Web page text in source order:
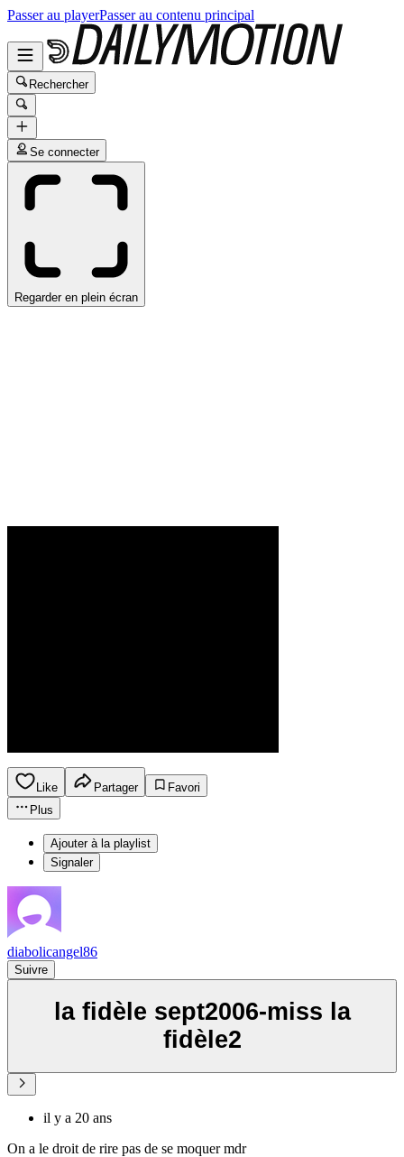
Passer au playerPasser au contenu principal
Rechercher
Se connecter
Regarder en plein écran
Like Partager
Favori
Plus
Ajouter à la playlist
Signaler
diabolicangel86
Suivre
la fidèle sept2006-miss la
fidèle2
il y a 20 ans
On a le droit de rire pas de se moquer mdr